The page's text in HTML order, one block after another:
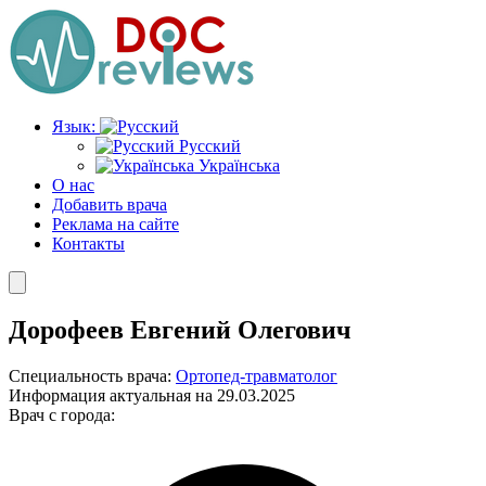
Перейти
к
содержимому
Язык:
Русский
Українська
О нас
Добавить врача
Реклама на сайте
Контакты
Дорофеев Евгений Олегович
Специальность врача: Ортопед-травматолог
Информация актуальная на 29.03.2025
Врач с города: